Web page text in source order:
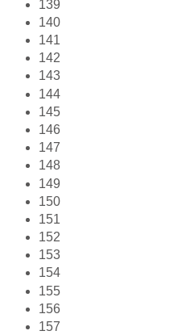
139
140
141
142
143
144
145
146
147
148
149
150
151
152
153
154
155
156
157